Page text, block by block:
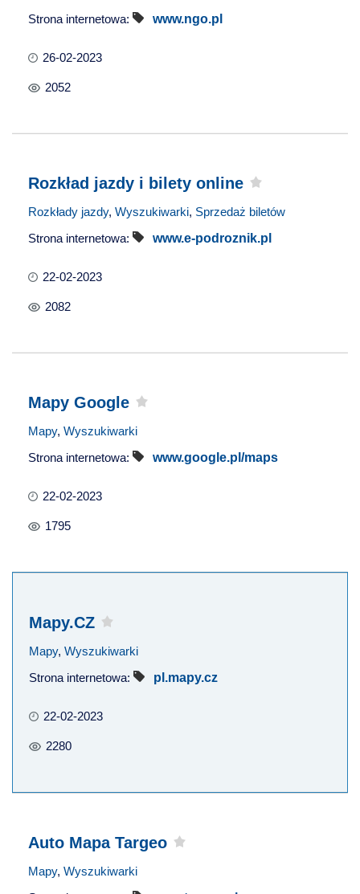
Strona internetowa:
www.ngo.pl
26-02-2023
2052
Rozkład jazdy i bilety online
Rozkłady jazdy, Wyszukiwarki, Sprzedaż biletów
Strona internetowa:
www.e-podroznik.pl
22-02-2023
2082
Mapy Google
Mapy, Wyszukiwarki
Strona internetowa:
www.google.pl/maps
22-02-2023
1795
Mapy.CZ
Mapy, Wyszukiwarki
Strona internetowa:
pl.mapy.cz
22-02-2023
2280
Auto Mapa Targeo
Mapy, Wyszukiwarki